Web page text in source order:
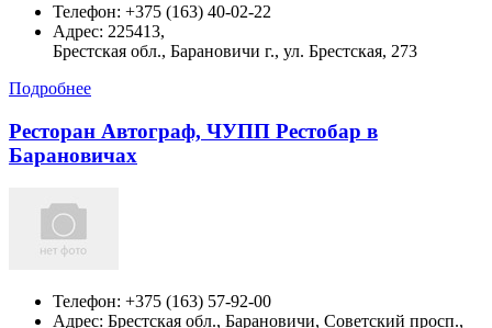
Телефон: +375 (163) 40-02-22
Адрес: 225413,
Брестская обл., Барановичи г., ул. Брестская, 273
Подробнее
Ресторан Автограф, ЧУПП Рестобар в
Барановичах
Телефон: +375 (163) 57-92-00
Адрес: Брестская обл., Барановичи, Советский просп.,